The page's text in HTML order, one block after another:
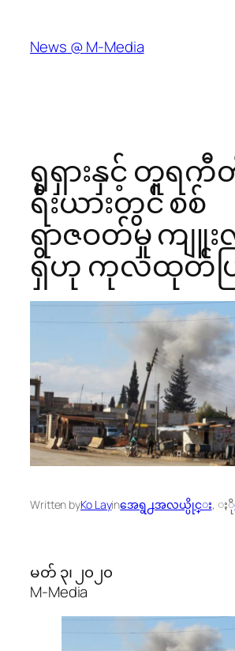
content
News @ M-Media
ရုရှားနှင့် တူရကီ
ရီးယားတွင် စစ်
ရာဇဝတ်မှု ကျူ
ရှိဟု ကုလထုတ်ပ
Written byKo Layinအေရွ႕အလယ္ပိုင္း,
မတ် ၃၊ ၂၀၂၀
M-Media